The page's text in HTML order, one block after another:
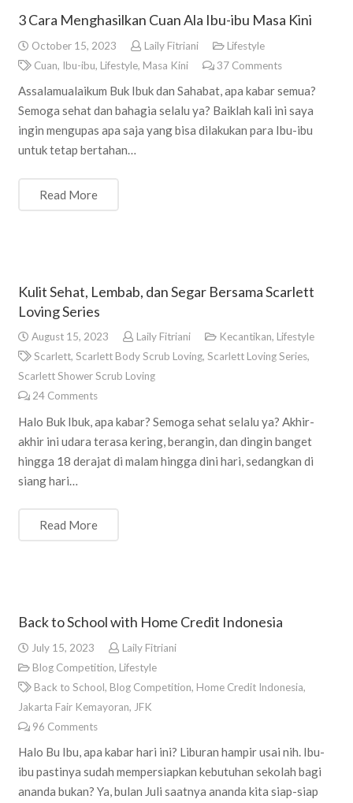
3 Cara Menghasilkan Cuan Ala Ibu-ibu Masa Kini
October 15, 2023 Laily Fitriani
Lifestyle
Cuan, Ibu-ibu, Lifestyle, Masa Kini 37 Comments
Assalamualaikum Buk Ibuk dan Sahabat, apa kabar semua?
Semoga sehat dan bahagia selalu ya? Baiklah kali ini saya
ingin mengupas apa saja yang bisa dilakukan para Ibu-ibu
untuk tetap bertahan…
Read More
Kulit Sehat, Lembab, dan Segar Bersama Scarlett
Loving Series
August 15, 2023 Laily Fitriani Kecantikan, Lifestyle
Scarlett, Scarlett Body Scrub Loving, Scarlett Loving Series,
Scarlett Shower Scrub Loving
24 Comments
Halo Buk Ibuk, apa kabar? Semoga sehat selalu ya? Akhir-
akhir ini udara terasa kering, berangin, dan dingin banget
hingga 18 derajat di malam hingga dini hari, sedangkan di
siang hari…
Read More
Back to School with Home Credit Indonesia
July 15, 2023
Laily Fitriani
Blog Competition, Lifestyle
Back to School, Blog Competition, Home Credit Indonesia,
Jakarta Fair Kemayoran, JFK
96 Comments
Halo Bu Ibu, apa kabar hari ini? Liburan hampir usai nih. Ibu-
ibu pastinya sudah mempersiapkan kebutuhan sekolah bagi
ananda bukan? Ya, bulan Juli saatnya ananda kita siap-siap